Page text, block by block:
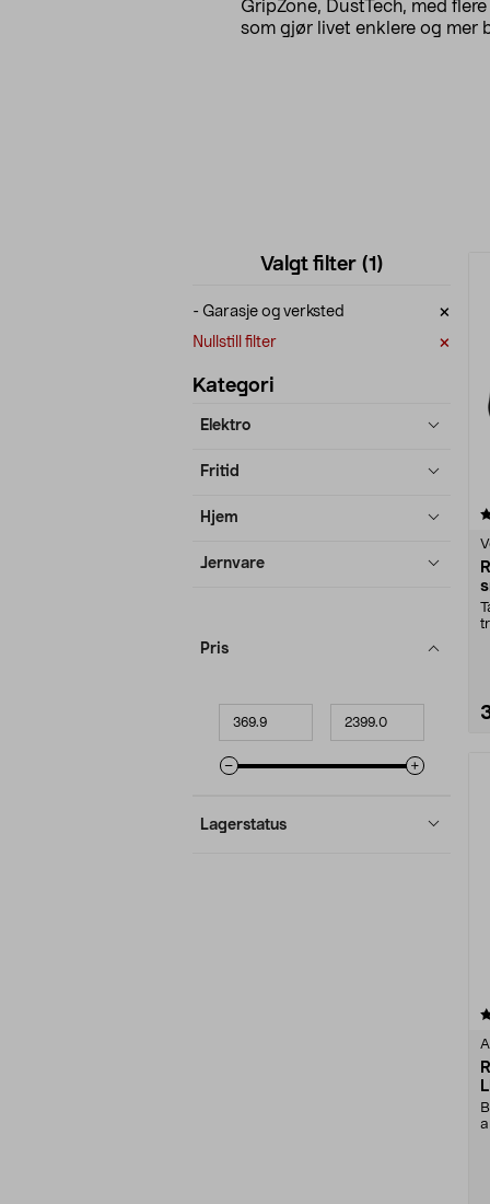
GripZone, DustTech, med
som gjør livet enklere og mer
Avgrens
produkter
Valgt filter(1)
- Garasje og verksted ×
Nullstill filter ×
Kategori
Elektro
Fritid
Hjem
Jernvare
Pris
Lagerstatus